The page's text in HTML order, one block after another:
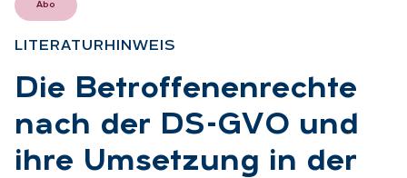
Abo
LI­TE­RA­TUR­HIN­WEIS
:Die Be­trof­fe­nen­rech­te
nach der DS-GVO und
ihre Um­set­zung in der